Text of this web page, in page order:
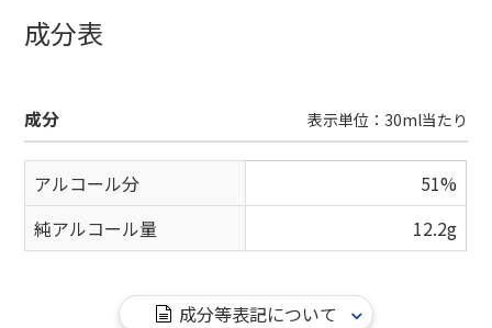
成分表
成分 表示単位：30ml当たり
アルコール分
51%
純アルコール量
12.2g
成分等表記について